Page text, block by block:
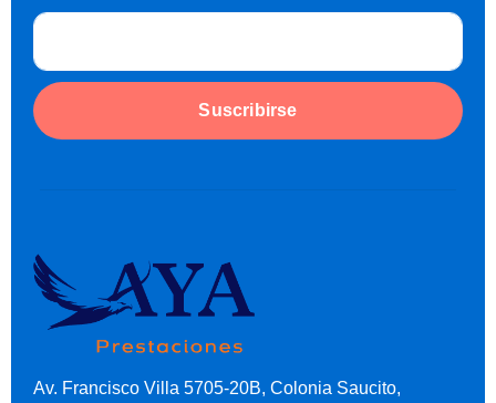
Suscribirse
Av. Francisco Villa 5705-20B, Colonia Saucito,